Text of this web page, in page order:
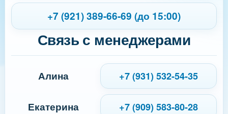
+7 (921) 389-66-69 (до 15:00)
Связь с менеджерами
Алина +7 (931) 532-54-35
Екатерина +7 (909) 583-80-28